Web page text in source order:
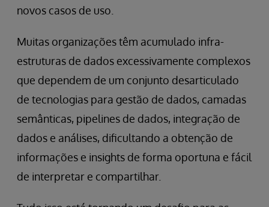
novos casos de uso.
Muitas organizações têm acumulado infra-
estruturas de dados excessivamente complexos
que dependem de um conjunto desarticulado
de tecnologias para gestão de dados, camadas
semânticas, pipelines de dados, integração de
dados e análises, dificultando a obtenção de
informações e insights de forma oportuna e fácil
de interpretar e compartilhar.